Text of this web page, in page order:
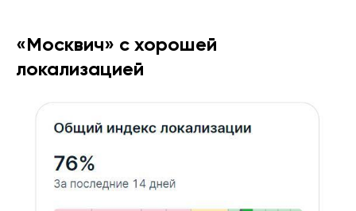
«Москвич» с хорошей
локализацией